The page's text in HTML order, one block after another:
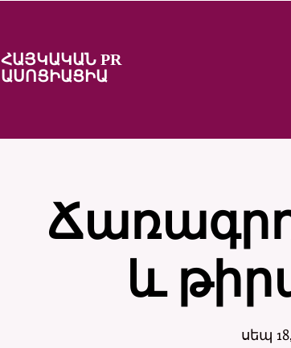
ՀԱՅԿԱԿԱՆ PR
ԱՍՈՑԻԱՑԻԱ
և
սեպ